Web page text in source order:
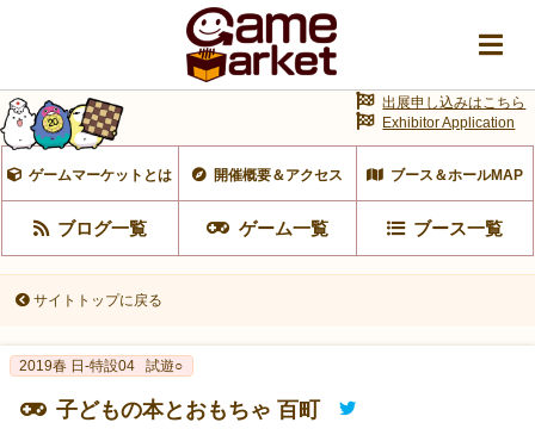
ゲームマーケットとは 開催概要＆アクセス ブース＆ホールMAP
ブログ一覧 ゲーム一覧 ブース一覧
出展申し込みはこちら
Exhibitor Application
サイトトップに戻る
2019春 日-特設04 試遊○
子どもの本とおもちゃ 百町